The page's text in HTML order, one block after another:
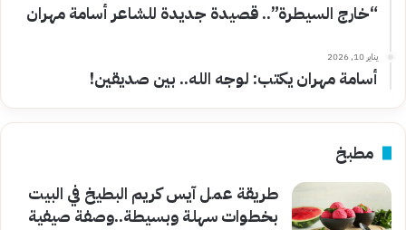
“خارج السيطرة”.. قصيدة جديدة للشاعر أسامة مهران
يناير 10, 2026
أسامة مهران يكتب: لوجه الله.. بين صديقين!
مطبخ
طريقة عمل آيس كريم البطيخ في البيت
بخطوات سهلة وبسيطة..وصفة صيفية